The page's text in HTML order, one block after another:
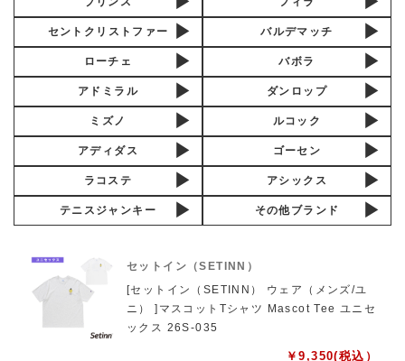
セントクリストファー バルデマッチ
ローチェ バボラ
アドミラル ダンロップ
ミズノ ルコック
アディダス ゴーセン
ラコステ アシックス
テニスジャンキー その他ブランド
セットイン（SETINN）
[セットイン（SETINN） ウェア（メンズ/ユ
ニ） ]マスコットTシャツ Mascot Tee ユニセ
ックス 26S-035
￥9,350(税込）